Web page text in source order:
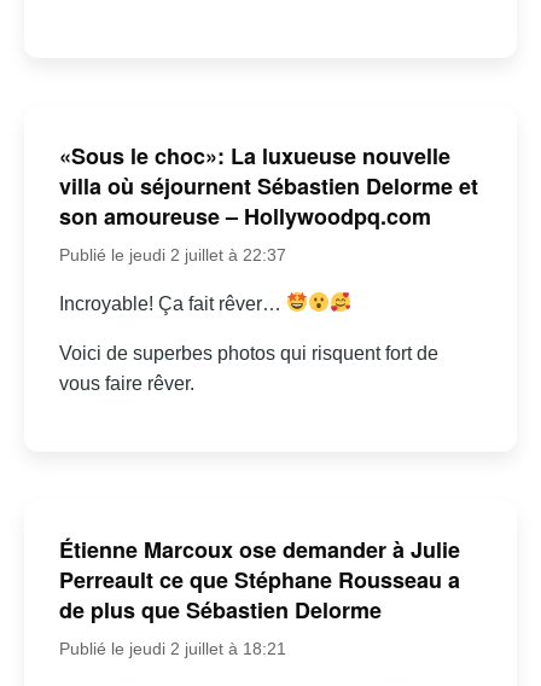
«Sous le choc»: La luxueuse nouvelle
villa où séjournent Sébastien Delorme et
son amoureuse – Hollywoodpq.com
Publié le jeudi 2 juillet à 22:37
Incroyable! Ça fait rêver…
Voici de superbes photos qui risquent fort de
vous faire rêver.
Étienne Marcoux ose demander à Julie
Perreault ce que Stéphane Rousseau a
de plus que Sébastien Delorme
Publié le jeudi 2 juillet à 18:21